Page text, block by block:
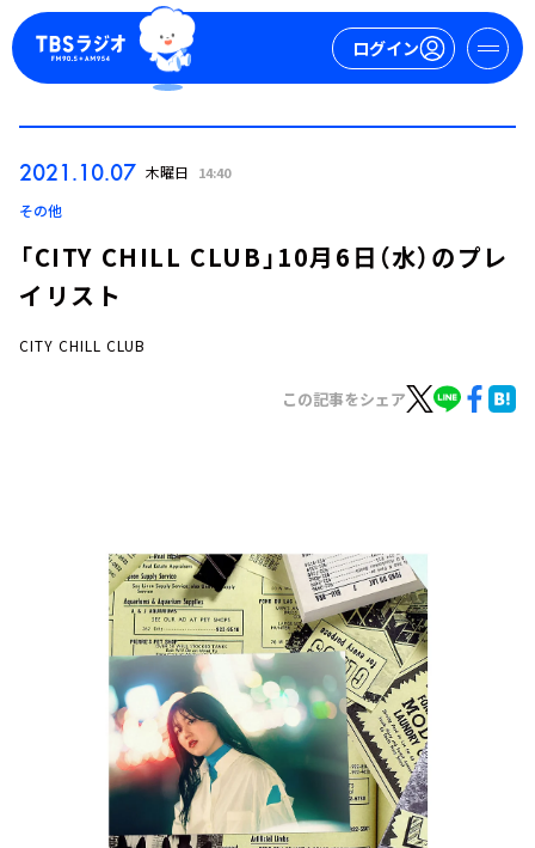
ログイン
お知らせ
イベント・グッズ
YouTube
会社情報
2021.10.07 木曜日 14:40
その他
「CITY CHILL CLUB」10月6日（水）のプレ
イリスト
CITY CHILL CLUB
この記事をシェア